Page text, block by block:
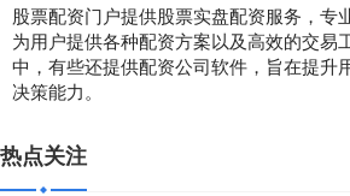
股票配资门户提供股票实盘配资服务，专
为用户提供各种配资方案以及高效的交易
中，有些还提供配资公司软件，旨在提升
决策能力。
热点关注